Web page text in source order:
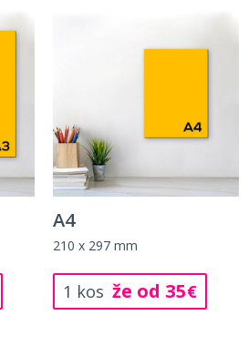
A4
210 x 297 mm
1 kos že od 35€